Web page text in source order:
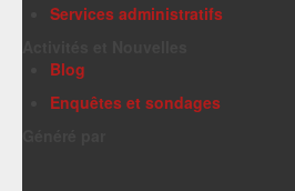
Services administratifs
Blog
Enquêtes et sondages